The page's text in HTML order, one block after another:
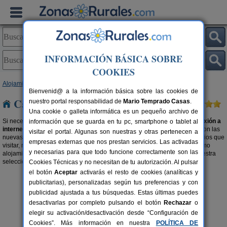
Alojamientos
Casas rurales con wifi en Navarra
Si necesitas estar constantemente en red, elige unacasa rural con conexión a
internet en Navarra. Porque el turismo rural no está, para nada, reñido con las
nuevas tecnologías. Aprovecha y encuentra las maravillas del entorno, sitios que
visitar, restaurantes,... sácale el máximo provecho a tu viaje desde el mismo
alojamiento con wifi. Porque servicios y precio son compatibles, visita nuestra
selección decasas rurales baratas en Navarra.
INFORMACIÓN BÁSICA SOBRE
COOKIES
Bienvenid@ a la información básica sobre las cookies de
nuestro portal responsabilidad de Mario Temprado Casas.
Una cookie o galleta informática es un pequeño archivo de
información que se guarda en tu pc, smartphone o tablet al
visitar el portal. Algunas son nuestras y otras pertenecen a
empresas externas que nos prestan servicios. Las activadas
y necesarias para que todo funcione correctamente son las
Cookies Técnicas y no necesitan de tu autorización. Al pulsar
el botónAceptar activarás el resto de cookies (analíticas y
publicitarias), personalizadas según tus preferencias y con
publicidad ajustada a tus búsquedas. Estas últimas puedes
desactivarlas por completo pulsando el botón Rechazar o
elegir su activación/desactivación desde “Configuración de
Cookies”. Más información en nuestra
POLÍTICA DE